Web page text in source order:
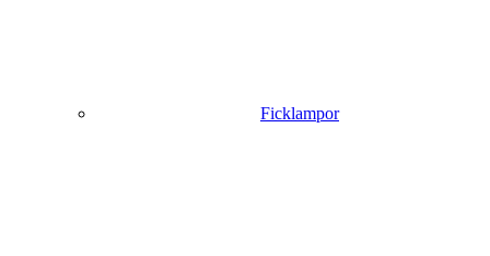
Ficklampor